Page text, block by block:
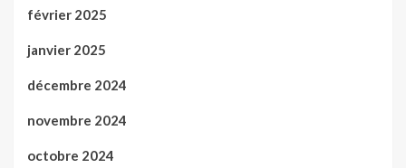
février 2025
janvier 2025
décembre 2024
novembre 2024
octobre 2024